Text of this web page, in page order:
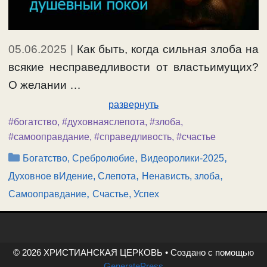
05.06.2025
Как быть, когда сильная злоба на
всякие несправедливости от властьимущих?
О желании …
развернуть
#богатство, #духовнаяслепота, #злоба,
#самооправдание, #справедливость, #счастье
Рубрики
Богатство, Сребролюбие, Видеоролики-2025,
Духовное вИдение, Слепота, Ненависть, злоба,
Самооправдание, Счастье, Успех
© 2026 ХРИСТИАНСКАЯ ЦЕРКОВЬ • Создано с помощью